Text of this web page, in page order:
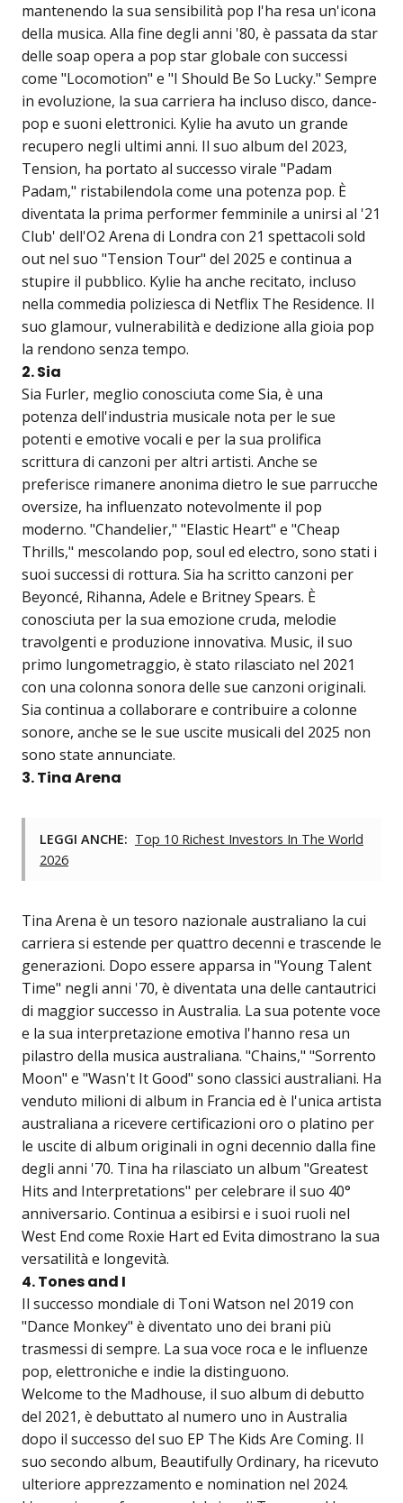
mantenendo la sua sensibilità pop l'ha resa un'icona
della musica. Alla fine degli anni '80, è passata da star
delle soap opera a pop star globale con successi
come "Locomotion" e "I Should Be So Lucky." Sempre
in evoluzione, la sua carriera ha incluso disco, dance-
pop e suoni elettronici. Kylie ha avuto un grande
recupero negli ultimi anni. Il suo album del 2023,
Tension, ha portato al successo virale "Padam
Padam," ristabilendola come una potenza pop. È
diventata la prima performer femminile a unirsi al '21
Club' dell'O2 Arena di Londra con 21 spettacoli sold
out nel suo "Tension Tour" del 2025 e continua a
stupire il pubblico. Kylie ha anche recitato, incluso
nella commedia poliziesca di Netflix The Residence. Il
suo glamour, vulnerabilità e dedizione alla gioia pop
la rendono senza tempo.
2. Sia
Sia Furler, meglio conosciuta come Sia, è una
potenza dell'industria musicale nota per le sue
potenti e emotive vocali e per la sua prolifica
scrittura di canzoni per altri artisti. Anche se
preferisce rimanere anonima dietro le sue parrucche
oversize, ha influenzato notevolmente il pop
moderno. "Chandelier," "Elastic Heart" e "Cheap
Thrills," mescolando pop, soul ed electro, sono stati i
suoi successi di rottura. Sia ha scritto canzoni per
Beyoncé, Rihanna, Adele e Britney Spears. È
conosciuta per la sua emozione cruda, melodie
travolgenti e produzione innovativa. Music, il suo
primo lungometraggio, è stato rilasciato nel 2021
con una colonna sonora delle sue canzoni originali.
Sia continua a collaborare e contribuire a colonne
sonore, anche se le sue uscite musicali del 2025 non
sono state annunciate.
3. Tina Arena
LEGGI ANCHE: Top 10 Richest Investors In The World
2026
Tina Arena è un tesoro nazionale australiano la cui
carriera si estende per quattro decenni e trascende le
generazioni. Dopo essere apparsa in "Young Talent
Time" negli anni '70, è diventata una delle cantautrici
di maggior successo in Australia. La sua potente voce
e la sua interpretazione emotiva l'hanno resa un
pilastro della musica australiana. "Chains," "Sorrento
Moon" e "Wasn't It Good" sono classici australiani. Ha
venduto milioni di album in Francia ed è l'unica artista
australiana a ricevere certificazioni oro o platino per
le uscite di album originali in ogni decennio dalla fine
degli anni '70. Tina ha rilasciato un album "Greatest
Hits and Interpretations" per celebrare il suo 40°
anniversario. Continua a esibirsi e i suoi ruoli nel
West End come Roxie Hart ed Evita dimostrano la sua
versatilità e longevità.
4. Tones and I
Il successo mondiale di Toni Watson nel 2019 con
"Dance Monkey" è diventato uno dei brani più
trasmessi di sempre. La sua voce roca e le influenze
pop, elettroniche e indie la distinguono.
Welcome to the Madhouse, il suo album di debutto
del 2021, è debuttato al numero uno in Australia
dopo il successo del suo EP The Kids Are Coming. Il
suo secondo album, Beautifully Ordinary, ha ricevuto
ulteriore apprezzamento e nomination nel 2024.